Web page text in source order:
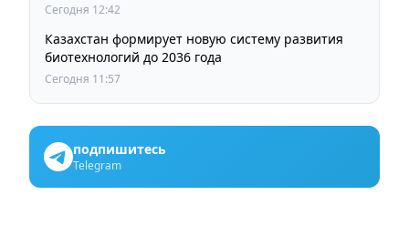
Сегодня 12:42
Казахстан формирует новую систему развития
биотехнологий до 2036 года
Сегодня 11:57
подпишитесь
Telegram